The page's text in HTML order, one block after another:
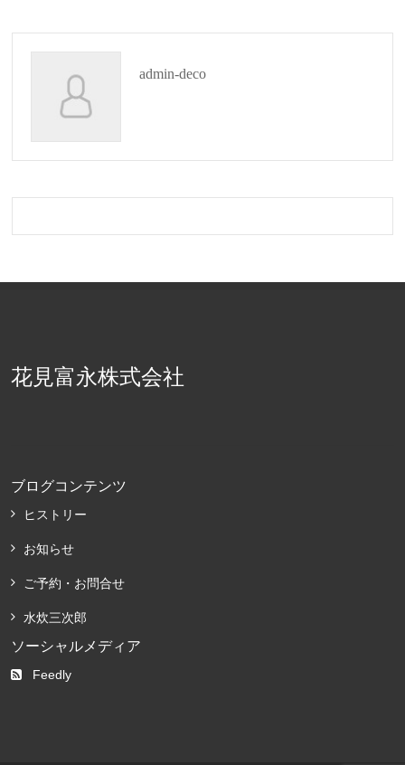
admin-deco
花見富永株式会社
ブログコンテンツ
ヒストリー
お知らせ
ご予約・お問合せ
水炊三次郎
ソーシャルメディア
Feedly